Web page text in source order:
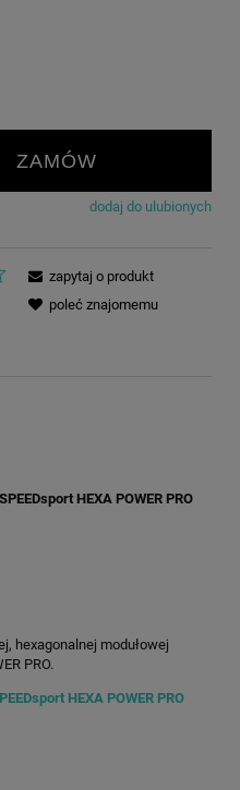
ZAMÓW
dodaj do ulubionych
zapytaj o produkt
poleć znajomemu
HEXA POWER PRO
hexagonalnej modułowej
PRO.
HEXA POWER PRO